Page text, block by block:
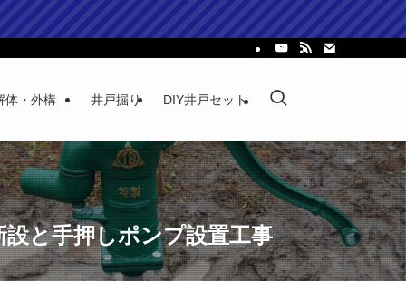
体・外構 井戸掘り DIY井戸セット
と手押しポンプ設置工事